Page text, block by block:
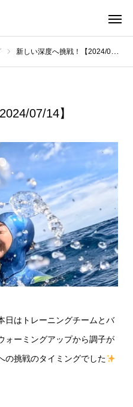
新しい深度へ挑戦！【2024/07/14】
07/14】
日はトレーニングチームとバ
ォーミングアップから調子が
の挑戦のタイミングでした